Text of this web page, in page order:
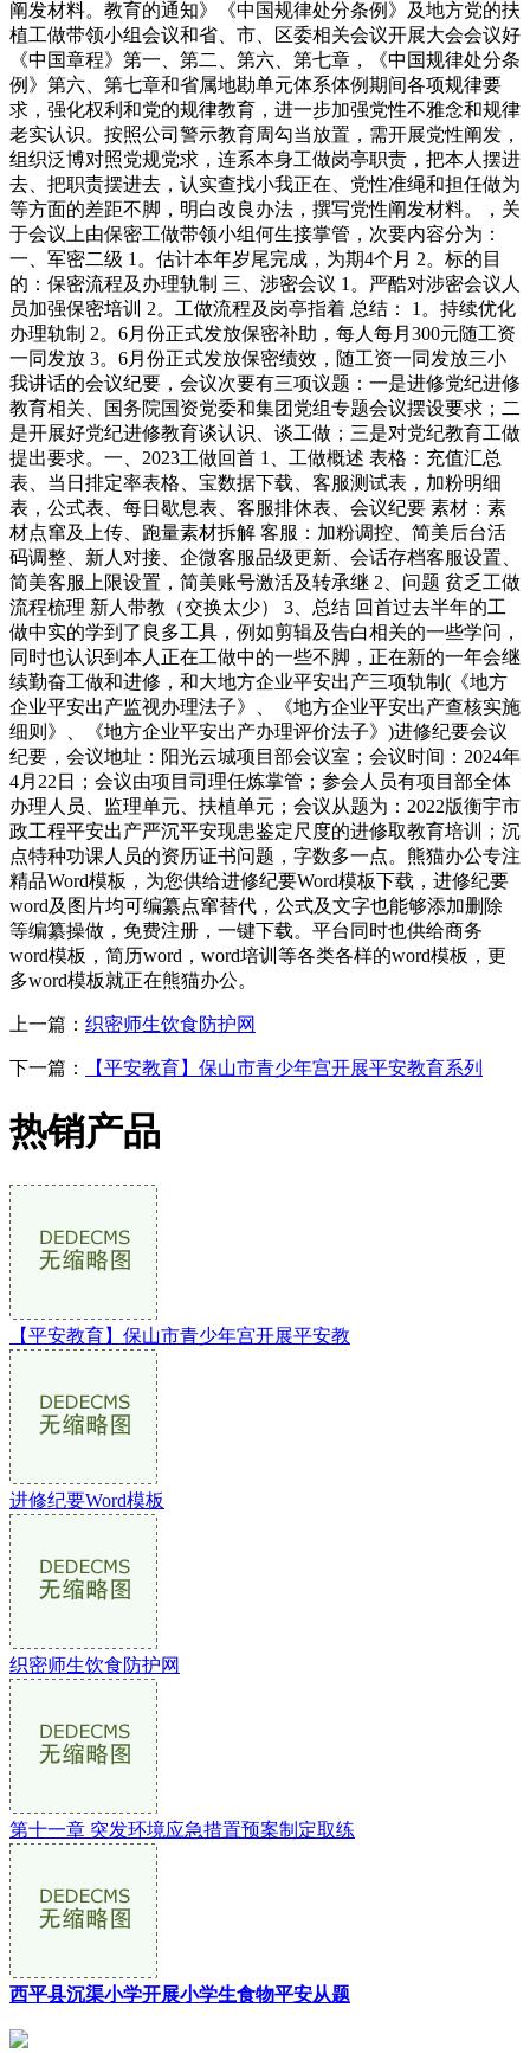
阐发材料。教育的通知》《中国规律处分条例》及地方党的扶
植工做带领小组会议和省、市、区委相关会议开展大会会议好
《中国章程》第一、第二、第六、第七章，《中国规律处分条
例》第六、第七章和省属地勘单元体系体例期间各项规律要
求，强化权利和党的规律教育，进一步加强党性不雅念和规律
老实认识。按照公司警示教育周勾当放置，需开展党性阐发，
组织泛博对照党规党求，连系本身工做岗亭职责，把本人摆进
去、把职责摆进去，认实查找小我正在、党性准绳和担任做为
等方面的差距不脚，明白改良办法，撰写党性阐发材料。，关
于会议上由保密工做带领小组何生接掌管，次要内容分为：
一、军密二级 1。估计本年岁尾完成，为期4个月 2。标的目
的：保密流程及办理轨制 三、涉密会议 1。严酷对涉密会议人
员加强保密培训 2。工做流程及岗亭指着 总结： 1。持续优化
办理轨制 2。6月份正式发放保密补助，每人每月300元随工资
一同发放 3。6月份正式发放保密绩效，随工资一同发放三小
我讲话的会议纪要，会议次要有三项议题：一是进修党纪进修
教育相关、国务院国资党委和集团党组专题会议摆设要求；二
是开展好党纪进修教育谈认识、谈工做；三是对党纪教育工做
提出要求。一、2023工做回首 1、工做概述 表格：充值汇总
表、当日排定率表格、宝数据下载、客服测试表，加粉明细
表，公式表、每日歇息表、客服排休表、会议纪要 素材：素
材点窜及上传、跑量素材拆解 客服：加粉调控、简美后台活
码调整、新人对接、企微客服品级更新、会话存档客服设置、
简美客服上限设置，简美账号激活及转承继 2、问题 贫乏工做
流程梳理 新人带教（交换太少） 3、总结 回首过去半年的工
做中实的学到了良多工具，例如剪辑及告白相关的一些学问，
同时也认识到本人正在工做中的一些不脚，正在新的一年会继
续勤奋工做和进修，和大地方企业平安出产三项轨制(《地方
企业平安出产监视办理法子》、《地方企业平安出产查核实施
细则》、《地方企业平安出产办理评价法子》)进修纪要会议
纪要，会议地址：阳光云城项目部会议室；会议时间：2024年
4月22日；会议由项目司理任炼掌管；参会人员有项目部全体
办理人员、监理单元、扶植单元；会议从题为：2022版衡宇市
政工程平安出产严沉平安现患鉴定尺度的进修取教育培训；沉
点特种功课人员的资历证书问题，字数多一点。熊猫办公专注
精品Word模板，为您供给进修纪要Word模板下载，进修纪要
word及图片均可编纂点窜替代，公式及文字也能够添加删除
等编纂操做，免费注册，一键下载。平台同时也供给商务
word模板，简历word，word培训等各类各样的word模板，更
多word模板就正在熊猫办公。
上一篇： 织密师生饮食防护网
下一篇： 【平安教育】保山市青少年宫开展平安教育系列
热销产品
【平安教育】保山市青少年宫开展平安教
进修纪要Word模板
织密师生饮食防护网
第十一章 突发环境应急措置预案制定取练
西平县沉渠小学开展小学生食物平安从题